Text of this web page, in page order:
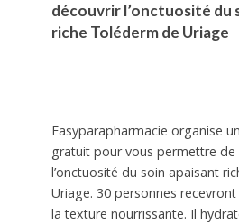
découvrir l’onctuosité du
riche Toléderm de Uriage
Easyparapharmacie organise
gratuit pour vous permettre de
l’onctuosité du soin apaisant
Uriage. 30 personnes
la texture nourrissante. Il